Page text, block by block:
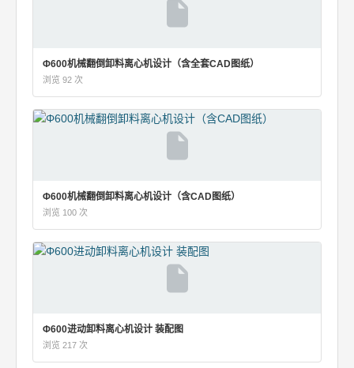
Φ600机械翻倒卸料离心机设计（含全套CAD图纸）
浏览 92 次
Φ600机械翻倒卸料离心机设计（含CAD图纸）
浏览 100 次
Φ600进动卸料离心机设计 装配图
浏览 217 次